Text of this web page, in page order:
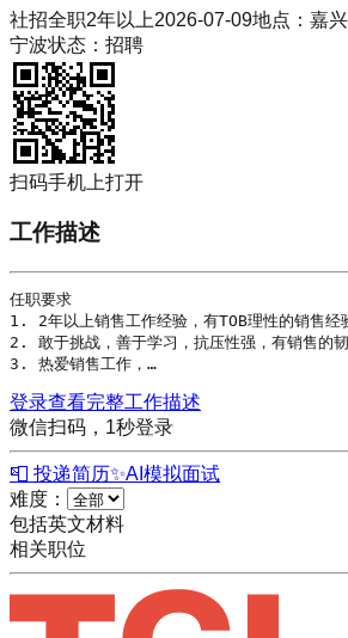
社招全职2年以上2026-07-09地点： 嘉
宁波状态： 招聘
扫码手机上打开
工作描述
任职要求
1. 2年以上销售工作经验，有TOB理性的销售经
2. 敢于挑战，善于学习，抗压性强，有销售的韧
3. 热爱销售工作，…
登录查看完整工作描述
微信扫码，1秒登录
📮 投递简历✨AI模拟面试
难度：
包括英文材料
相关职位